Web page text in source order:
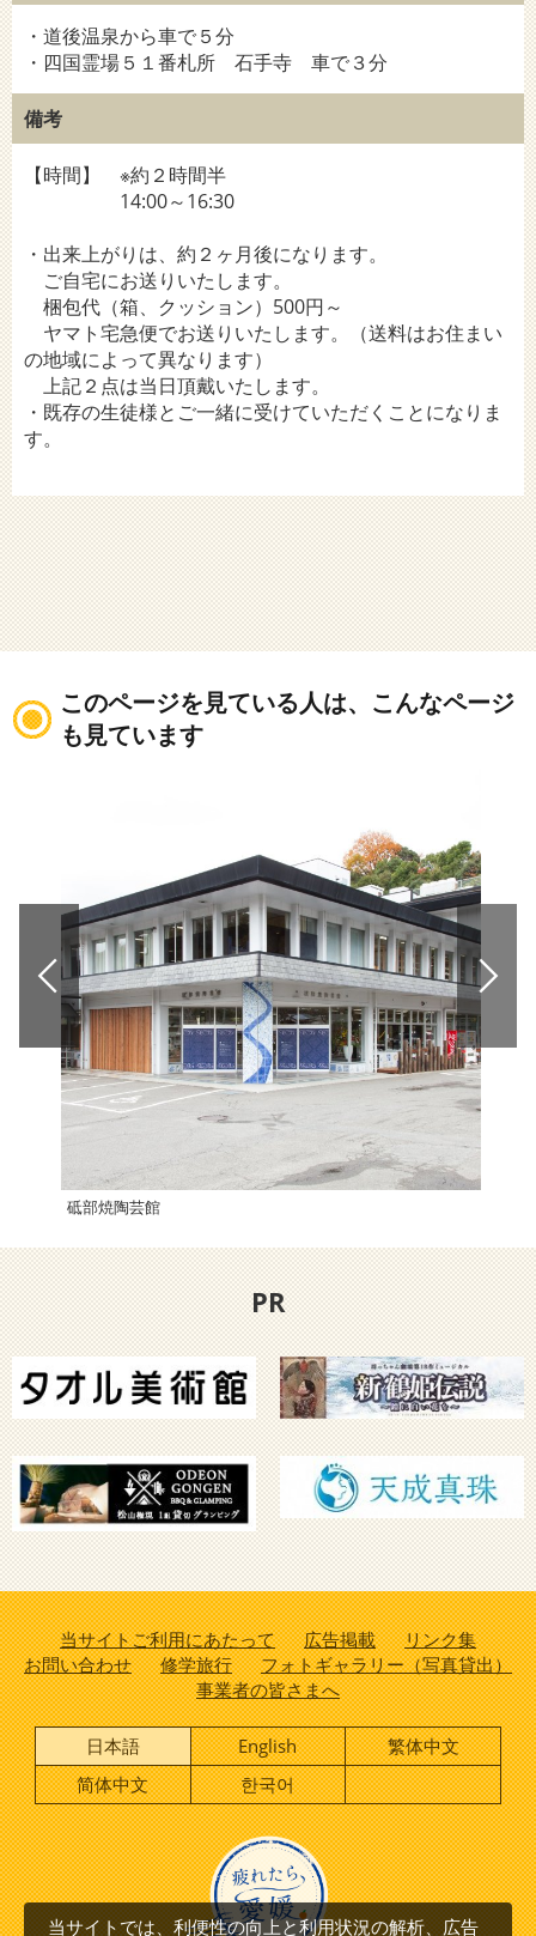
・道後温泉から車で５分
・四国霊場５１番札所 石手寺 車で３分
備考
【時間】 ※約２時間半
14:00～16:30
・出来上がりは、約２ヶ月後になります。
ご自宅にお送りいたします。
梱包代（箱、クッション）500円～
ヤマト宅急便でお送りいたします。（送料はお住まい
の地域によって異なります）
上記２点は当日頂戴いたします。
・既存の生徒様とご一緒に受けていただくことになりま
す。
このページを見ている人は、こんなページ
も見ています
砥部焼陶芸館
PR
当サイトご利用にあたって 広告掲載
リンク集
お問い合わせ
修学旅行
フォトギャラリー（写真貸出）
事業者の皆さまへ
日本語 English
繁体中文
简体中文
한국어
当サイトでは、利便性の向上と利用状況の解析、広告